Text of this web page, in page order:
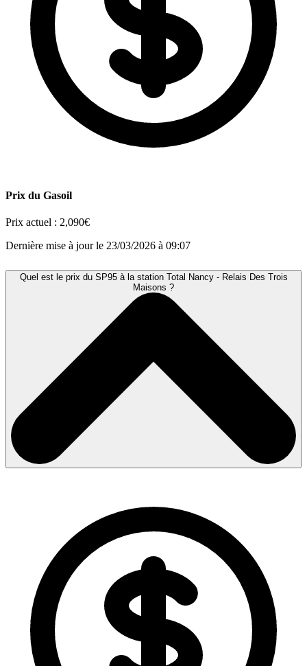
Prix du Gasoil
Prix actuel : 2,090€
Dernière mise à jour le 23/03/2026 à 09:07
Quel est le prix du SP95 à la station Total Nancy - Relais Des Trois
Maisons ?